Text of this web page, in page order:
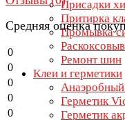
Присадки
Притирка
Промывка
Ремонт шин
Клеи и герметики
Анаэробный
Герметик
Герметик
Средняя оценка
0
0
0
0
0